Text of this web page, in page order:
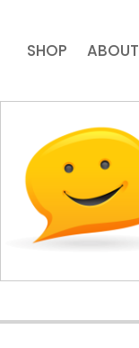
SHOP ABOUT